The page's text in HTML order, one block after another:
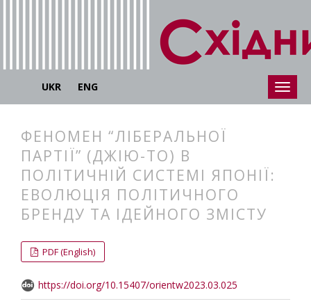
UKR ENG
ФЕНОМЕН “ЛІБЕРАЛЬНОЇ
ПАРТІЇ” (ДЖІЮ-ТО) В
ПОЛІТИЧНІЙ СИСТЕМІ ЯПОНІЇ:
ЕВОЛЮЦІЯ ПОЛІТИЧНОГО
БРЕНДУ ТА ІДЕЙНОГО ЗМІСТУ
PDF (English)
https://doi.org/10.15407/orientw2023.03.025